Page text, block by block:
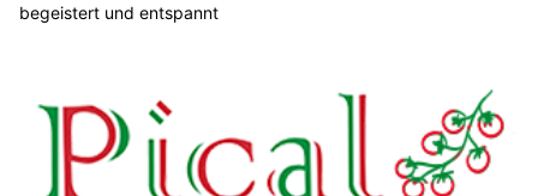
begeistert und entspannt